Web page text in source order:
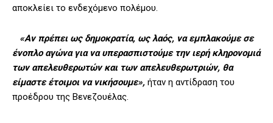
αποκλείει το ενδεχόμενο πολέμου.
«Αν πρέπει ως δημοκρατία, ως λαός, να εμπλακούμε σε
ένοπλο αγώνα για να υπερασπιστούμε την ιερή κληρονομιά
των απελευθερωτών και των απελευθερωτριών, θα
είμαστε έτοιμοι να νικήσουμε», ήταν η αντίδραση του
προέδρου της Βενεζουέλας.